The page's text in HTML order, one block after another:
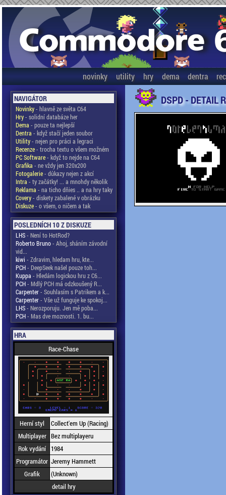
novinky utility hry dema dentra
NAVIGÁTOR
Novinky- hlavně ze světa C64
Hry- solidní databáze her
Dema - pouze ta nejlepší
Dentra - když stačí jeden soubor
Utility- nejen pro práci a legraci
Recenze- trocha textu o všem možném
PC Software- když to nejde na C64
Grafika - ne vždy jen 320x200
Fotogalerie- důkazy nejen z akcí
Intra - ty začátky! ... a mnohdy několik
Reklama - na ticho dňies .. a na hry taky
Covery- diskety zabalené v obrázku
Diskuze- o všem, o ničem a tak
POSLEDNÍCH 10 Z DISKUZE
LHS- Není to HotRod?
Roberto Bruno- Ahoj, sháním závodní
vid...
kiwi - Zdravim, hledam hru, kte...
PCH- DeepSeek našel pouze toh...
Kuppa - Hledám logickou hru z C6...
PCH- Mdlý PCH má odzkoušený R...
Carpenter- Souhlasím s Patrikem a k...
Carpenter- Vše už funguje ke spokoj...
LHS- Nerozporuju. Jen mě poba...
PCH- Mas dve moznosti. 1. bu...
HRA
Race-Chase
Herní styl
Collect'em Up (Racing)
Multiplayer Bez multiplayeru
Rok vydání
1984
Programátor Jeremy Hammett
Grafik
(Unknown)
detail hry
DSPD - DETAIL